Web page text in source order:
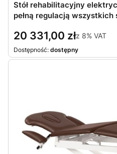
Stół rehabilitacyjny
pełną regulacją
20 331,00 złz 8% VAT
Dostępność: dostępny